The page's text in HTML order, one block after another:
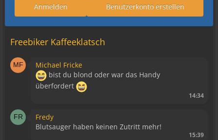
Benutzerkonto erstellen
Anmelden
Freebiker Kaffeeklatsch
Michael Fricke
bist du blond oder war das Handy
überfordert
14:34
Fredy
Blutsauger haben keinen Zutritt mehr!
15:39